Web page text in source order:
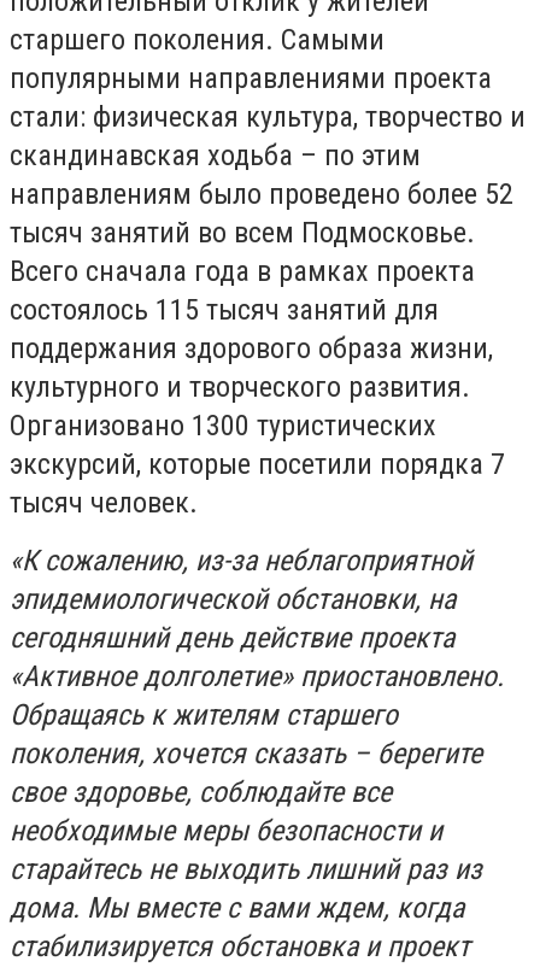
старшего поколения. Самыми
популярными направлениями проекта
стали: физическая культура, творчество и
скандинавская ходьба – по этим
направлениям было проведено более 52
тысяч занятий во всем Подмосковье.
Всего сначала года в рамках проекта
состоялось 115 тысяч занятий для
поддержания здорового образа жизни,
культурного и творческого развития.
Организовано 1300 туристических
экскурсий, которые посетили порядка 7
тысяч человек.
«К сожалению, из-за неблагоприятной
эпидемиологической обстановки, на
сегодняшний день действие проекта
«Активное долголетие» приостановлено.
Обращаясь к жителям старшего
поколения, хочется сказать – берегите
свое здоровье, соблюдайте все
необходимые меры безопасности и
старайтесь не выходить лишний раз из
дома. Мы вместе с вами ждем, когда
стабилизируется обстановка и проект